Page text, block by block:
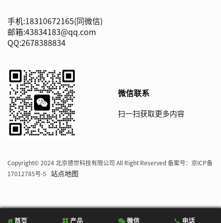
手机:18310672165(同微信)
邮箱:43834183@qq.com
QQ:2678388834
微信联系
扫一扫获取更多内容
Copyright© 2024 北京德世科技有限公司 All Right Reserved 备案号： 京ICP备
17012785号-5
站点地图
首页 产品 微信 电话